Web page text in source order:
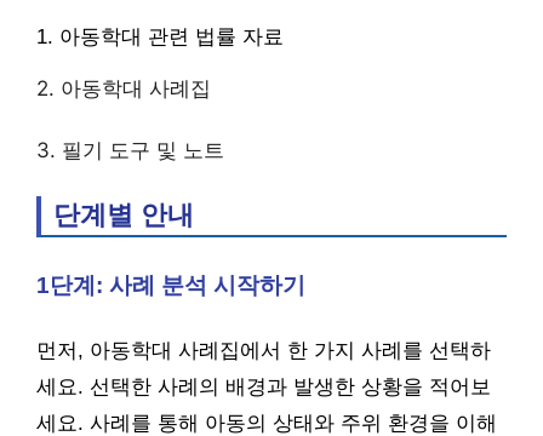
1. 아동학대 관련 법률 자료
2. 아동학대 사례집
3. 필기 도구 및 노트
단계별 안내
1단계: 사례 분석 시작하기
먼저, 아동학대 사례집에서 한 가지 사례를 선택하
세요. 선택한 사례의 배경과 발생한 상황을 적어보
세요. 사례를 통해 아동의 상태와 주위 환경을 이해